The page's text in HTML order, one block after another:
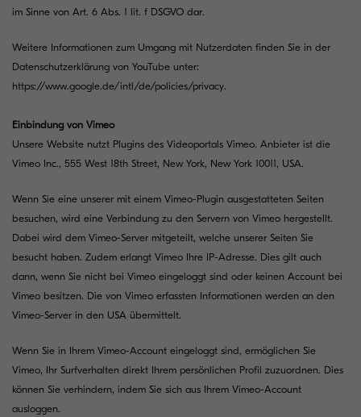
im Sinne von Art. 6 Abs. 1 lit. f DSGVO dar.
Weitere Informationen zum Umgang mit Nutzerdaten finden Sie in der
Datenschutzerklärung von YouTube unter:
https://www.google.de/intl/de/policies/privacy.
Einbindung von Vimeo
Unsere Website nutzt Plugins des Videoportals Vimeo. Anbieter ist die
Vimeo Inc., 555 West 18th Street, New York, New York 10011, USA.
Wenn Sie eine unserer mit einem Vimeo-Plugin ausgestatteten Seiten
besuchen, wird eine Verbindung zu den Servern von Vimeo hergestellt.
Dabei wird dem Vimeo-Server mitgeteilt, welche unserer Seiten Sie
besucht haben. Zudem erlangt Vimeo Ihre IP-Adresse. Dies gilt auch
dann, wenn Sie nicht bei Vimeo eingeloggt sind oder keinen Account bei
Vimeo besitzen. Die von Vimeo erfassten Informationen werden an den
Vimeo-Server in den USA übermittelt.
Wenn Sie in Ihrem Vimeo-Account eingeloggt sind, ermöglichen Sie
Vimeo, Ihr Surfverhalten direkt Ihrem persönlichen Profil zuzuordnen. Dies
können Sie verhindern, indem Sie sich aus Ihrem Vimeo-Account
ausloggen.